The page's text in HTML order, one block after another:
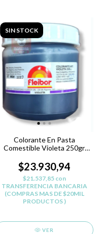
SIN STOCK
Colorante En Pasta
Comestible Violeta 250gr
$23.930,94
$21.537,85 con
TRANSFERENCIA BANCARIA
(COMPRAS MAS DE $20MIL
PRODUCTOS )
VER